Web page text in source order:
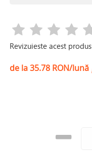
Revizuieste acest produs
de la 35.78 RON/lună